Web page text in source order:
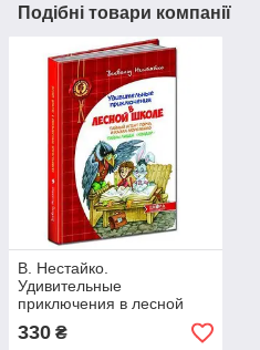
Подібні товари компанії
В. Нестайко.
Удивительные
приключения в лесной
школе. Тайный агент
Порча и казак Морозенко.
330 ₴